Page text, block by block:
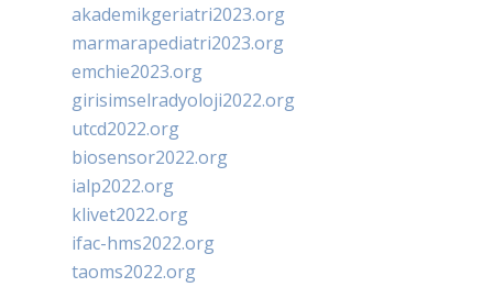
akademikgeriatri2023.org
marmarapediatri2023.org
emchie2023.org
girisimselradyoloji2022.org
utcd2022.org
biosensor2022.org
ialp2022.org
klivet2022.org
ifac-hms2022.org
taoms2022.org